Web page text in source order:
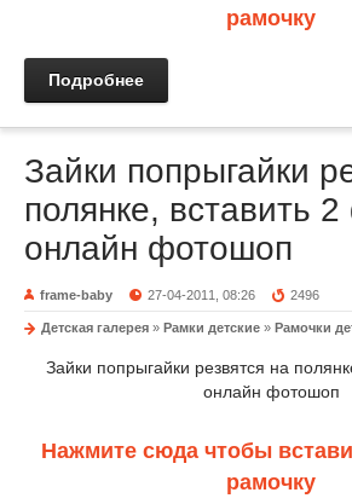
рамочку
Подробнее
Зайки попрыгайки
полянке, вставить
онлайн фотошоп
frame-baby 27-04-2011, 08:26 2496
Детская галерея » Рамки детские » Рамочки
Зайки попрыгайки резвятся на
онлайн фотошоп
Нажмите сюда чтобы
рамочку